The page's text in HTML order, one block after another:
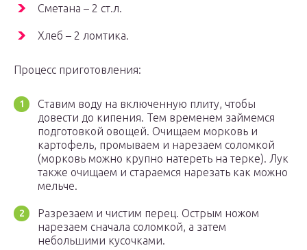
Сметана – 2 ст.л.
Хлеб – 2 ломтика.
Процесс приготовления:
Ставим воду на включенную плиту, чтобы
довести до кипения. Тем временем займемся
подготовкой овощей. Очищаем морковь и
картофель, промываем и нарезаем соломкой
(морковь можно крупно натереть на терке). Лук
также очищаем и стараемся нарезать как можно
мельче.
Разрезаем и чистим перец. Острым ножом
нарезаем сначала соломкой, а затем
небольшими кусочками.